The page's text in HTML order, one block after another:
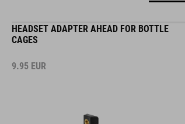
HEADSET ADAPTER AHEAD FOR BOTTLE
CAGES
9.95 EUR